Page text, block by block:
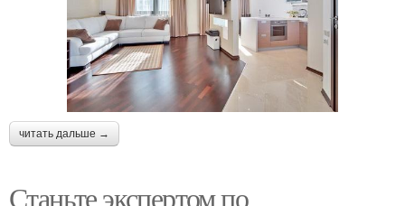
читать дальше →
Станьте экспертом по